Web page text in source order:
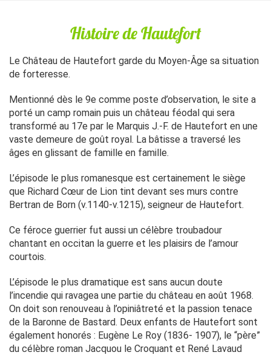
Histoire de Hautefort
Le Château de Hautefort garde du Moyen-Âge sa situation
de forteresse.
Mentionné dès le 9e comme poste d’observation, le site a
porté un camp romain puis un château féodal qui sera
transformé au 17e par le Marquis J.-F. de Hautefort en une
vaste demeure de goût royal. La bâtisse a traversé les
âges en glissant de famille en famille.
L’épisode le plus romanesque est certainement le siège
que Richard Cœur de Lion tint devant ses murs contre
Bertran de Born (v.1140-v.1215), seigneur de Hautefort.
Ce féroce guerrier fut aussi un célèbre troubadour
chantant en occitan la guerre et les plaisirs de l’amour
courtois.
L’épisode le plus dramatique est sans aucun doute
l’incendie qui ravagea une partie du château en août 1968.
On doit son renouveau à l’opiniâtreté et la passion tenace
de la Baronne de Bastard. Deux enfants de Hautefort sont
également honorés : Eugène Le Roy (1836- 1907), le “père”
du célèbre roman Jacquou le Croquant et René Lavaud